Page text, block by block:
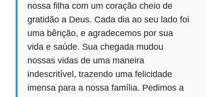
nossa filha com um coração cheio de
gratidão a Deus. Cada dia ao seu lado foi
uma bênção, e agradecemos por sua
vida e saúde. Sua chegada mudou
nossas vidas de uma maneira
indescritível, trazendo uma felicidade
imensa para a nossa família. Pedimos a